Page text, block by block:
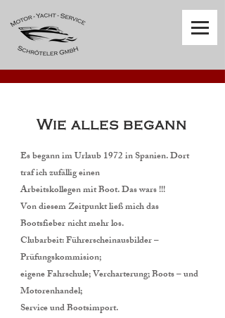
Wie alles begann
Es begann im Urlaub 1972 in Spanien. Dort
traf ich zufällig einen
Arbeitskollegen mit Boot. Das wars !!!
Von diesem Zeitpunkt ließ mich das
Bootsfieber nicht mehr los.
Clubarbeit: Führerscheinausbilder –
Prüfungskommision;
eigene Fahrschule; Vercharterung; Boots – und
Motorenhandel;
Service und Bootsimport.